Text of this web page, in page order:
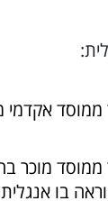
אקדמי
מוכר
בו אנגלית